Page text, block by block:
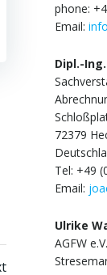
phone:
Email:
Dipl.-
72379
Tel: +49
Email:
Ulrike
AGFW e.V.